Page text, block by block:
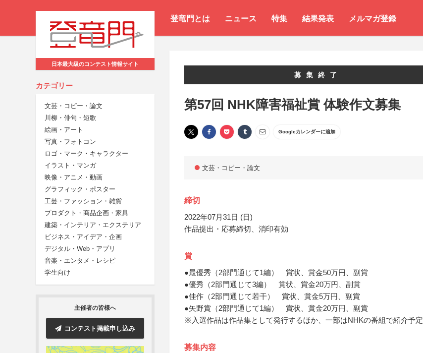
登竜門とは ニュース 特集 結果発表 メルマガ登録
日本最大級のコンテスト情報サイト
カテゴリー
文芸・コピー・論文
川柳・俳句・短歌
絵画・アート
写真・フォトコン
ロゴ・マーク・キャラクター
イラスト・マンガ
映像・アニメ・動画
グラフィック・ポスター
工芸・ファッション・雑貨
プロダクト・商品企画・家具
建築・インテリア・エクステリア
ビジネス・アイデア・企画
デジタル・Web・アプリ
音楽・エンタメ・レシピ
学生向け
主催者の皆様へ
コンテスト掲載申し込み
募集終了
第57回 NHK障害福祉賞 体験作文募集
Googleカレンダーに追加
文芸・コピー・論文
締切
2022年07月31日 (日)
作品提出・応募締切、消印有効
賞
●最優秀（2部門通じて1編） 賞状、賞金50万円、副賞
●優秀（2部門通じて3編） 賞状、賞金20万円、副賞
●佳作（2部門通じて若干） 賞状、賞金5万円、副賞
●矢野賞（2部門通じて1編） 賞状、賞金20万円、副賞
※入選作品は作品集として発行するほか、一部はNHKの番組で紹介予定
募集内容